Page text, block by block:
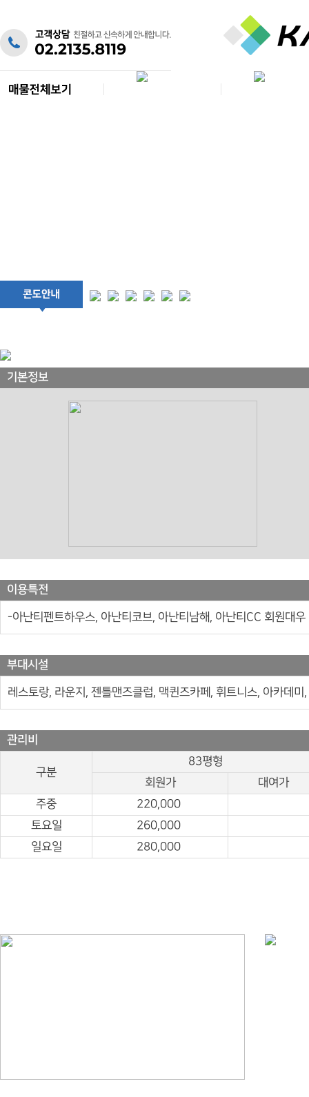
기본정보
이용특전
-아난티펜트하우스, 아난티코브, 아난티남해, 아난티CC 회원대우
부대시설
레스토랑, 라운지, 젠틀맨즈클럽, 맥퀸즈카페, 휘트니스, 아카데
관리비
구분
83평형
회원가
대여가
주중
220,000
토요일
260,000
일요일
280,000